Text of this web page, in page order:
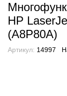
HP
(A8P80A)
Артикул: 14997